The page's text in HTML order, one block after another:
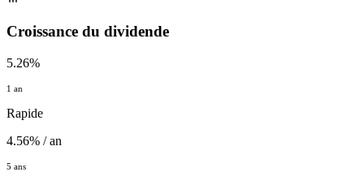
Croissance du dividende
5.26%
1 an
Rapide
4.56% / an
5 ans